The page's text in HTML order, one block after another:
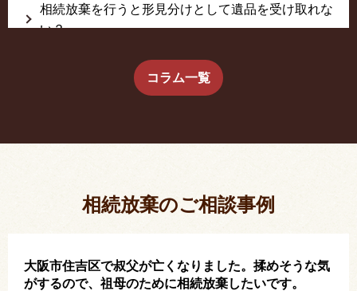
相続放棄を行うと形見分けとして遺品を受け取れな
い？
生前に相続放棄すると約束した念書は有効か？
コラム一覧
相続放棄のご相談事例
大阪市住吉区で叔父が亡くなりました。揉めそうな気
がするので、祖母のために相続放棄したいです。